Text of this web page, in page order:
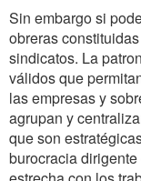
Sin embargo si
obreras
sindicatos. La
válidos que
las empresas y
agrupan y
que son
burocracia